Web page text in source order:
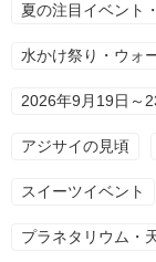
夏の注目イベント
水かけ祭り・ウォ
2026年9月19日～
アジサイの見頃
スイーツイベント
プラネタリウム・